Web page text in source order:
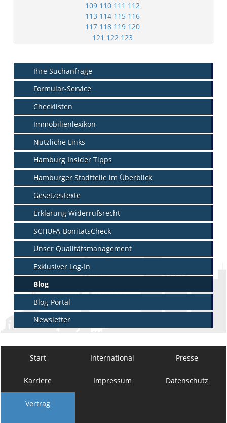
109 110 111 112
113 114 115 116
117 118 119 120
121 122 123
Ihre Suchanfrage
Formular-Service
Checklisten
Immobilienlexikon
Nützliche Links
Hamburg Insider Tipps
Hamburger Stadtteile im Überblick
Gesetzestexte
Erklärung Widerrufsrecht
SCHUFA-BonitätsCheck
Unser Qualitätsmanagement
Exklusiver Log-In
Blog
Blog-Portal
Newsletter
Start International Presse
Karriere Impressum Datenschutz
Vertrag